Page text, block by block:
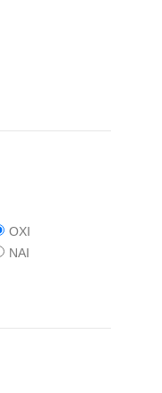
ΟΧΙ
ΝΑΙ